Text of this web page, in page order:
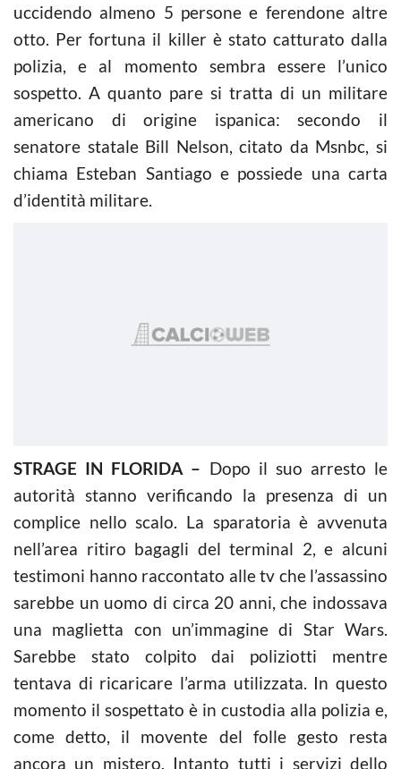
uccidendo almeno 5 persone e ferendone altre
otto. Per fortuna il killer è stato catturato dalla
polizia, e al momento sembra essere l’unico
sospetto. A quanto pare si tratta di un militare
americano di origine ispanica: secondo il
senatore statale Bill Nelson, citato da Msnbc, si
chiama Esteban Santiago e possiede una carta
d’identità militare.
STRAGE IN FLORIDA – Dopo il suo arresto le
autorità stanno verificando la presenza di un
complice nello scalo. La sparatoria è avvenuta
nell’area ritiro bagagli del terminal 2, e alcuni
testimoni hanno raccontato alle tv che l’assassino
sarebbe un uomo di circa 20 anni, che indossava
una maglietta con un’immagine di Star Wars.
Sarebbe stato colpito dai poliziotti mentre
tentava di ricaricare l’arma utilizzata. In questo
momento il sospettato è in custodia alla polizia e,
come detto, il movente del folle gesto resta
ancora un mistero. Intanto tutti i servizi dello